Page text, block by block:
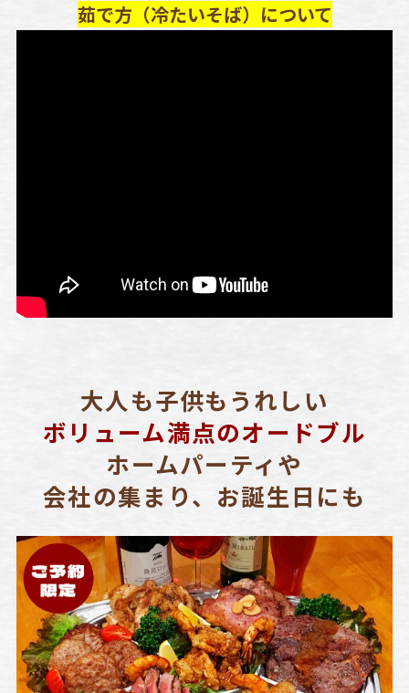
茹で方（冷たいそば）について
大人も子供もうれしい
ボリューム満点のオードブル
ホームパーティや
会社の集まり、お誕生日にも